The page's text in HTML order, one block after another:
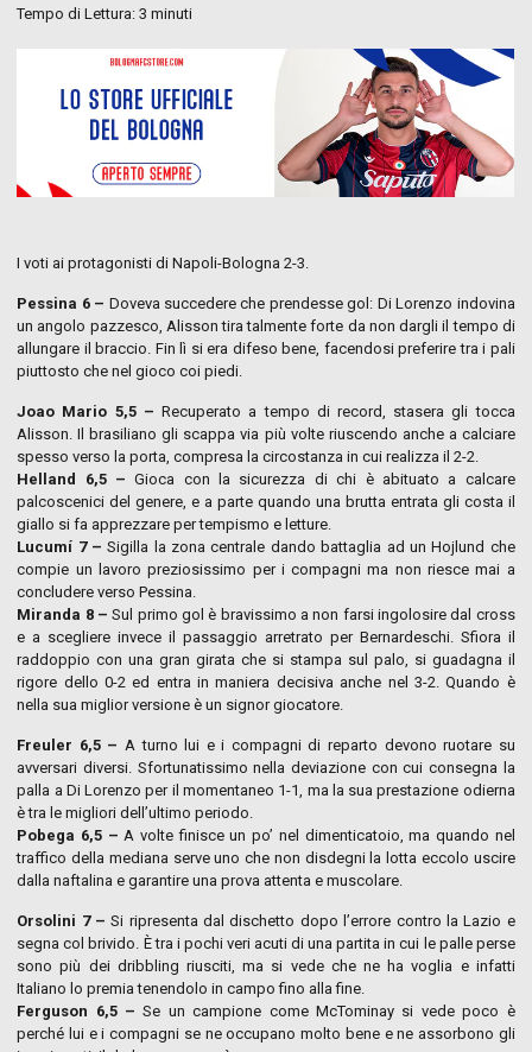
Tempo di Lettura:3 minuti
I voti ai protagonisti di Napoli-Bologna 2-3.
Pessina 6 – Doveva succedere che prendesse gol: Di Lorenzo indovina
un angolo pazzesco, Alisson tira talmente forte da non dargli il tempo di
allungare il braccio. Fin lì si era difeso bene, facendosi preferire tra i pali
piuttosto che nel gioco coi piedi.
Joao Mario 5,5 – Recuperato a tempo di record, stasera gli tocca
Alisson. Il brasiliano gli scappa via più volte riuscendo anche a calciare
spesso verso la porta, compresa la circostanza in cui realizza il 2-2.
Helland 6,5 –Gioca con la sicurezza di chi è abituato a calcare
palcoscenici del genere, e a parte quando una brutta entrata gli costa il
giallo si fa apprezzare per tempismo e letture.
Lucumí 7 – Sigilla la zona centrale dando battaglia ad un Hojlund che
compie un lavoro preziosissimo per i compagni ma non riesce mai a
concludere verso Pessina.
Miranda 8 – Sul primo gol è bravissimo a non farsi ingolosire dal cross
e a scegliere invece il passaggio arretrato per Bernardeschi. Sfiora il
raddoppio con una gran girata che si stampa sul palo, si guadagna il
rigore dello 0-2 ed entra in maniera decisiva anche nel 3-2. Quando è
nella sua miglior versione è un signor giocatore.
Freuler 6,5 – A turno lui e i compagni di reparto devono ruotare su
avversari diversi. Sfortunatissimo nella deviazione con cui consegna la
palla a Di Lorenzo per il momentaneo 1-1, ma la sua prestazione odierna
è tra le migliori dell’ultimo periodo.
Pobega 6,5 – A volte finisce un po’ nel dimenticatoio, ma quando nel
traffico della mediana serve uno che non disdegni la lotta eccolo uscire
dalla naftalina e garantire una prova attenta e muscolare.
Orsolini 7 – Si ripresenta dal dischetto dopo l’errore contro la Lazio e
segna col brivido. È tra i pochi veri acuti di una partita in cui le palle perse
sono più dei dribbling riusciti, ma si vede che ne ha voglia e infatti
Italiano lo premia tenendolo in campo fino alla fine.
Ferguson 6,5 – Se un campione come McTominay si vede poco è
perché lui e i compagni se ne occupano molto bene e ne assorbono gli